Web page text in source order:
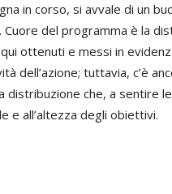
in corso, si avvale di un
Cuore del programma è la
ottenuti e messi in
dell’azione; tuttavia, c’è
distribuzione che, a sentire
e all’altezza degli obiettivi.